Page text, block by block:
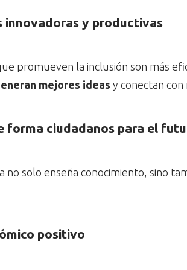
innovadoras y productivas
promueven la inclusión son más
mejores ideas y conectan con
forma ciudadanos para el
no solo enseña conocimiento, sino
positivo